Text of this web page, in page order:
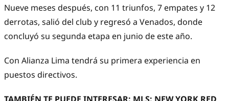
Nueve meses después, con 11 triunfos, 7 empates y 12
derrotas, salió del club y regresó a Venados, donde
concluyó su segunda etapa en junio de este año.
Con Alianza Lima tendrá su primera experiencia en
puestos directivos.